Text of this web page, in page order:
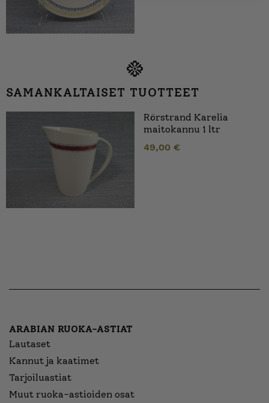
SAMANKALTAISET TUOTTEET
Rörstrand Karelia
maitokannu 1 ltr
49,00 €
ARABIAN RUOKA-ASTIAT
Lautaset
Kannut ja kaatimet
Tarjoiluastiat
Muut ruoka-astioiden osat